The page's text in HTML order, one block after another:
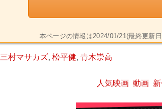
本ページの情報は2024/01/21(最終更新
三村マサカズ, 松平健, 青木崇高
人気映画 動画